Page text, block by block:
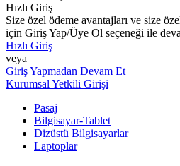
Hızlı Giriş
Size özel ödeme avantajları ve size
için Giriş Yap/Üye Ol seçeneği ile
Hızlı Giriş
veya
Giriş Yapmadan Devam Et
Kurumsal Yetkili Girişi
Pasaj
Bilgisayar-Tablet
Dizüstü Bilgisayarlar
Laptoplar